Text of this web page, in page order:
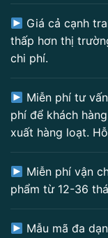
Giá cả cạnh
thấp hơn thị
chi phí.
Miễn phí tư
phí để khách
xuất hàng loạt.
Miễn phí vận
phẩm từ 12-36
Mẫu mã đa